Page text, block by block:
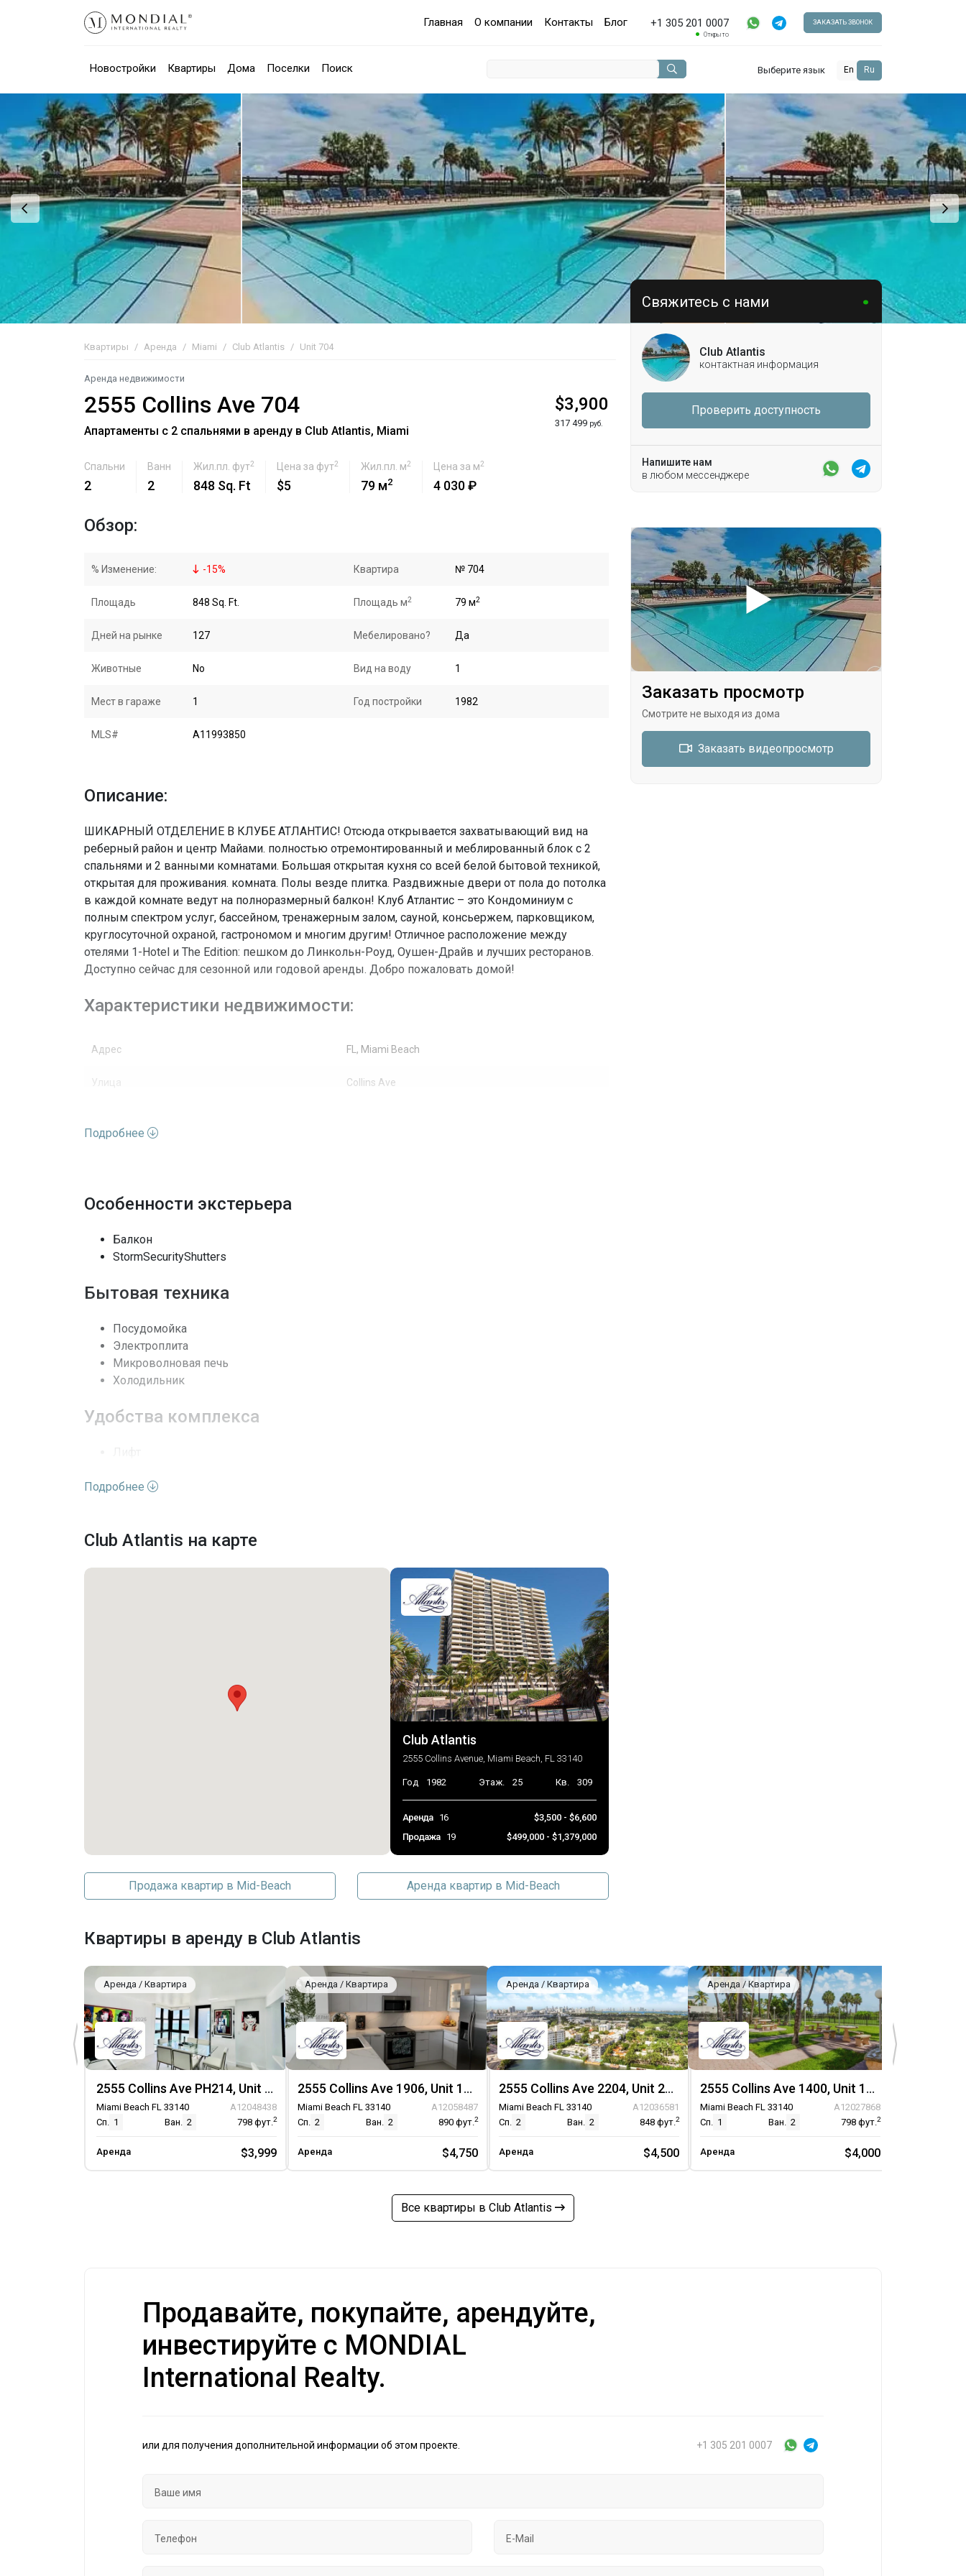
Главная О компании Контакты Блог +1 305 201 0007
Открыто
ЗАКАЗАТЬ ЗВОНОК
Новостройки Квартиры Дома Поселки Поиск Выберите язык En Ru
Квартиры Аренда Miami Club Atlantis Unit 704
Аренда недвижимости
2555 Collins Ave 704
Апартаменты с 2 спальнями в аренду в Club Atlantis, Miami
$3,900
317 499 руб.
Спальни
2
Ванн
2
Жил.пл. фут2
848 Sq. Ft
Цена за фут2
$5
Жил.пл. м2
79 м2
Цена за м2
4 030 ₽
Обзор:
% Изменение: -15% Квартира № 704
Площадь 848 Sq. Ft. Площадь м2 79 м2
Дней на рынке 127 Мебелировано? Да
Животные No Вид на воду 1
Мест в гараже 1 Год постройки 1982
MLS# A11993850
Описание:
ШИКАРНЫЙ ОТДЕЛЕНИЕ В КЛУБЕ АТЛАНТИС! Отсюда открывается захватывающий вид на
реберный район и центр Майами. полностью отремонтированный и меблированный блок с 2
спальнями и 2 ванными комнатами. Большая открытая кухня со всей белой бытовой техникой,
открытая для проживания. комната. Полы везде плитка. Раздвижные двери от пола до потолка
в каждой комнате ведут на полноразмерный балкон! Клуб Атлантис – это Кондоминиум с
полным спектром услуг, бассейном, тренажерным залом, сауной, консьержем, парковщиком,
круглосуточной охраной, гастрономом и многим другим! Отличное расположение между
отелями 1-Hotel и The Edition: пешком до Линкольн-Роуд, Оушен-Драйв и лучших ресторанов.
Доступно сейчас для сезонной или годовой аренды. Добро пожаловать домой!
Характеристики недвижимости:
Адрес FL, Miami Beach
Улица Collins Ave
Подробнее
Особенности экстерьера
Балкон
StormSecurityShutters
Бытовая техника
Посудомойка
Электроплита
Микроволновая печь
Холодильник
Удобства комплекса
Прачечная
Сауна
Парковка
Подробнее
Club Atlantis на карте
Club Atlantis
2555 Collins Avenue, Miami Beach, FL 33140
Год 1982 Этаж. 25 Кв. 309
Аренда 16
$3,500 - $6,600
Продажа
19 $499,000 - $1,379,000
Продажа квартир в Mid-Beach Аренда квартир в Mid-Beach
Свяжитесь с нами
Club Atlantis
контактная информация
Проверить доступность
Напишите нам
в любом мессенджере
Заказать просмотр
Смотрите не выходя из дома
Заказать видеопросмотр
Квартиры в аренду в Club Atlantis
Аренда / Квартира
2555 Collins Ave PH214, Unit PH214
Miami Beach FL 33140
A12048438
Сп. 1 Ван. 2 798 фут.2
Аренда $3,999
Аренда / Квартира
2555 Collins Ave 1906, Unit 1906
Miami Beach FL 33140
A12058487
Сп. 2 Ван. 2 890 фут.2
Аренда $4,750
Аренда / Квартира
2555 Collins Ave 2204, Unit 2204
Miami Beach FL 33140
A12036581
Сп. 2 Ван. 2 848 фут.2
Аренда $4,500
Аренда / Квартира
2555 Collins Ave 1400, Unit 1400
Miami Beach FL 33140
A12027868
Сп. 1 Ван. 2 798 фут.2
Аренда $4,000
Все квартиры в Club Atlantis
Продавайте, покупайте, арендуйте,
инвестируйте с MONDIAL
International Realty.
или для получения дополнительной информации об этом проекте. +1 305 201 0007